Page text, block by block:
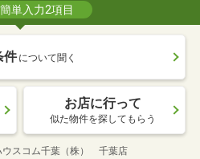
単入力2項目
件 について聞く
お店に行って
似た物件を探してもらう
ウスコム千葉（株） 千葉店